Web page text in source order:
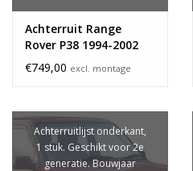
Achterruit Range
Rover P38 1994-2002
privacy glass
€749,00 excl. montage
Achterruitlijst onderkant,
1 stuk. Geschikt voor 2e
generatie. Bouwjaar